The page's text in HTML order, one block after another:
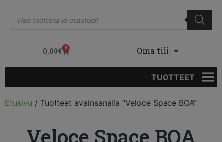
0,00€ 0 Oma tili
TUOTTEET
Etusivu / Tuotteet avainsanalla “Veloce Space BOA”
Veloce Space BOA